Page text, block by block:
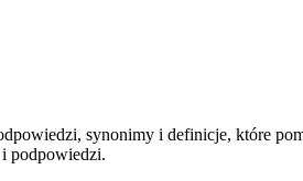
synonimy i definicje, które
i podpowiedzi.